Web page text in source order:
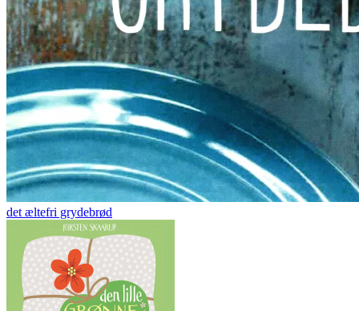
det æltefri grydebrød